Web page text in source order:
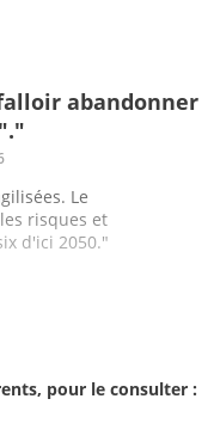
abandonner
Le
risques et
d'ici 2050."
pour le consulter :